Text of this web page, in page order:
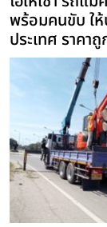
พร้อมคนขับ ให้
ประเทศ ราคาถู